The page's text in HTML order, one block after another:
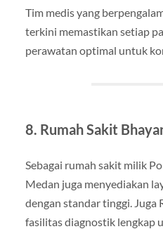
Tim medis yang
terkini memastikan setiap
perawatan optimal untuk
8. Rumah Sakit
Sebagai rumah sakit milik
Medan juga menyediakan
dengan standar tinggi. Juga
fasilitas diagnostik lengkap